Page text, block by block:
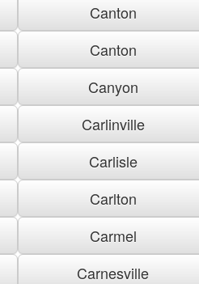
Canton
Canton
Canyon
Carlinville
Carlisle
Carlton
Carmel
Carnesville